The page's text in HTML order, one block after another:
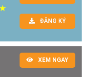
ĐĂNG KÝ
XEM NGAY